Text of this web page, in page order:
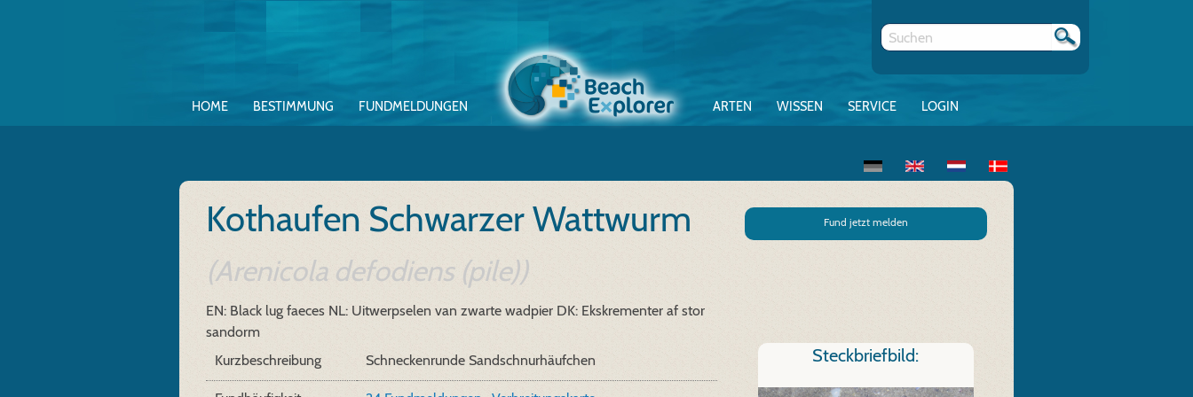
HOME BESTIMMUNG FUNDMELDUNGEN ARTEN WISSEN SERVICE LOGIN
Kothaufen Schwarzer Wattwurm
(Arenicola defodiens (pile))
EN: Black lug faeces NL: Uitwerpselen van zwarte wadpier DK: Ekskrementer af stor
sandorm
Fund jetzt melden
Kurzbeschreibung Schneckenrunde Sandschnurhäufchen Steckbriefbild: